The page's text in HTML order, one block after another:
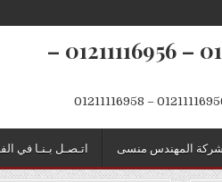
تعبئة وتغليف 01211116954 – 01211116956 –
شركة المهندس منسى اتـصـل بـنـا في